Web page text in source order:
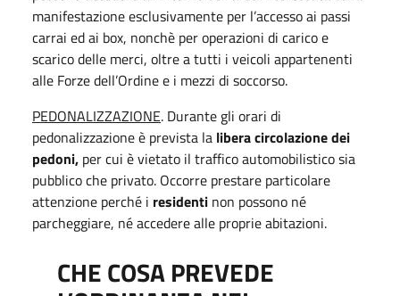
manifestazione esclusivamente per l’accesso ai passi
carrai ed ai box, nonchè per operazioni di carico e
scarico delle merci, oltre a tutti i veicoli appartenenti
alle Forze dell’Ordine e i mezzi di soccorso.
PEDONALIZZAZIONE. Durante gli orari di
pedonalizzazione è prevista la libera circolazione dei
pedoni, per cui è vietato il traffico automobilistico sia
pubblico che privato. Occorre prestare particolare
attenzione perché i residenti non possono né
parcheggiare, né accedere alle proprie abitazioni.
CHE COSA PREVEDE